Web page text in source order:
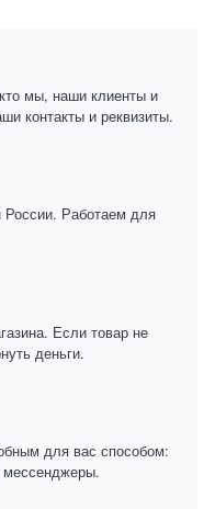
мы, наши клиенты и
контакты и реквизиты.
России. Работаем для
Если товар не
деньги.
для вас способом: